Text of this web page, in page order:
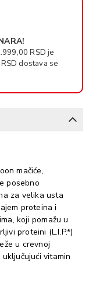
RSD je
dostava se
mačiće,
posebno
za velika usta
proteina i
koji pomažu u
proteini (L.I.P.*)
u crevnoj
vitamin